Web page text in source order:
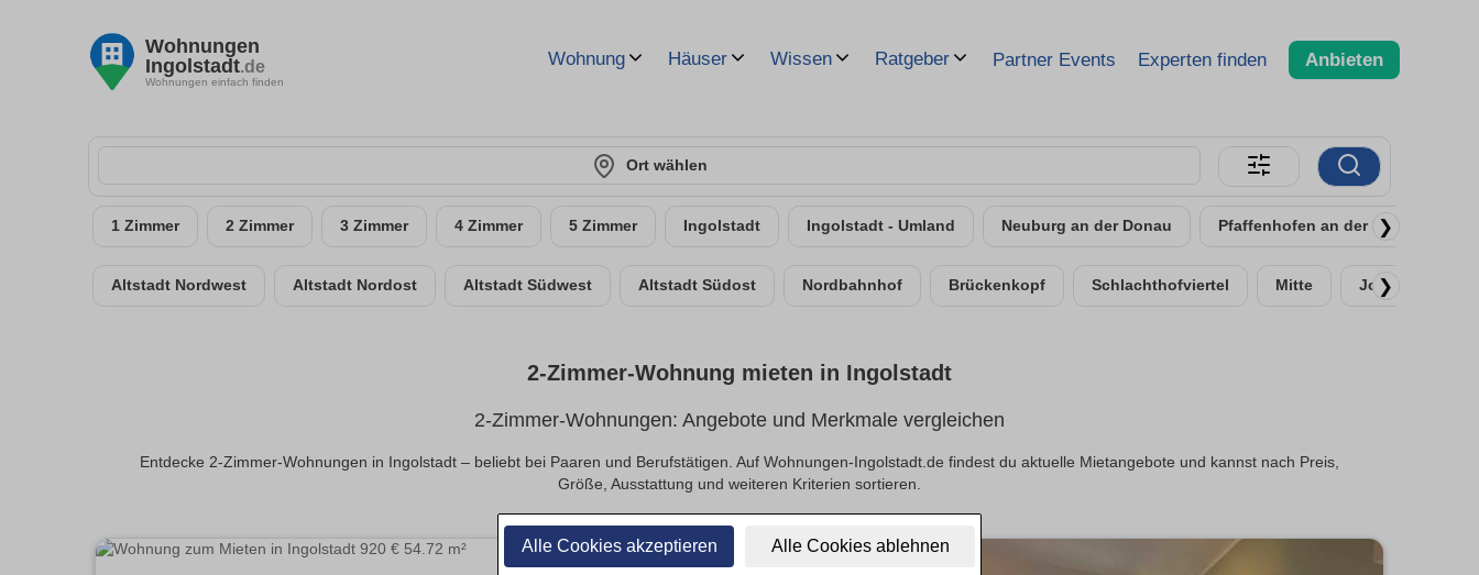
Alle Cookies akzeptieren Alle Cookies ablehnen
Wohnungen
Ingolstadt.de
Wohnungen einfach finden
Wohnung Häuser Wissen Ratgeber Partner Events Experten finden Anbieten
Ort wählen
1 Zimmer 2 Zimmer 3 Zimmer 4 Zimmer 5 Zimmer Ingolstadt Ingolstadt - Umland Neuburg an der Donau Pfaffenhofen an der Ilm
❯
Altstadt Nordwest Altstadt Nordost Altstadt Südwest Altstadt Südost Nordbahnhof Brückenkopf Schlachthofviertel Mitte Josephviertel
❯
2-Zimmer-Wohnung mieten in Ingolstadt
2-Zimmer-Wohnungen: Angebote und Merkmale vergleichen
Entdecke 2-Zimmer-Wohnungen in Ingolstadt – beliebt bei Paaren und Berufstätigen. Auf Wohnungen-Ingolstadt.de findest du aktuelle Mietangebote und kannst nach Preis,
Größe, Ausstattung und weiteren Kriterien sortieren.